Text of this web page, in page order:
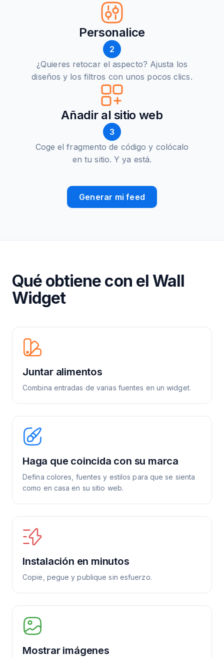
Personalice
2
¿Quieres retocar el aspecto? Ajusta los
diseños y los filtros con unos pocos clics.
Añadir al sitio web
3
Coge el fragmento de código y colócalo
en tu sitio. Y ya está.
Generar mi feed
Qué obtiene con el Wall
Widget
Juntar alimentos
Combina entradas de varias fuentes en un widget.
Haga que coincida con su marca
Defina colores, fuentes y estilos para que se sienta
como en casa en su sitio web.
Instalación en minutos
Copie, pegue y publique sin esfuerzo.
Mostrar imágenes